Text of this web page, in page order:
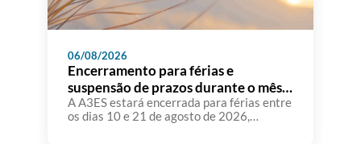
06/08/2026
Encerramento para férias e
suspensão de prazos durante o mês
de agosto
A A3ES estará encerrada para férias entre
os dias 10 e 21 de agosto de 2026,